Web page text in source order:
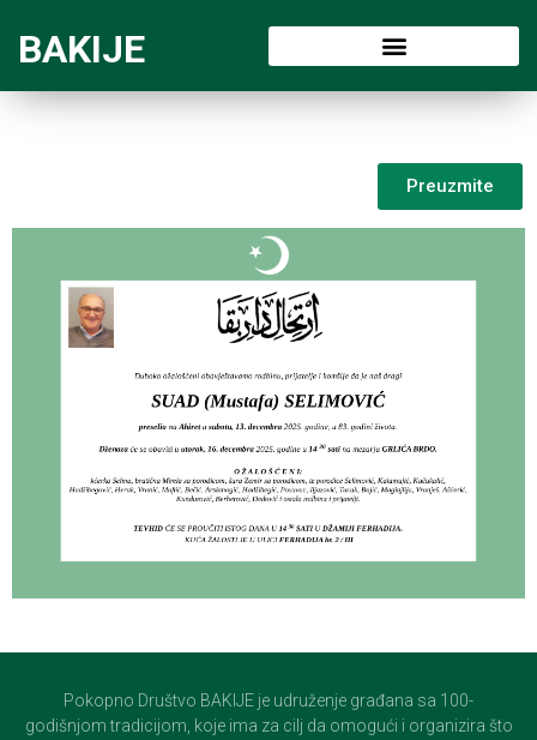
BAKIJE
Preuzmite
Pokopno Društvo BAKIJE je udruženje građana sa 100-
godišnjom tradicijom, koje ima za cilj da omogući i organizira što